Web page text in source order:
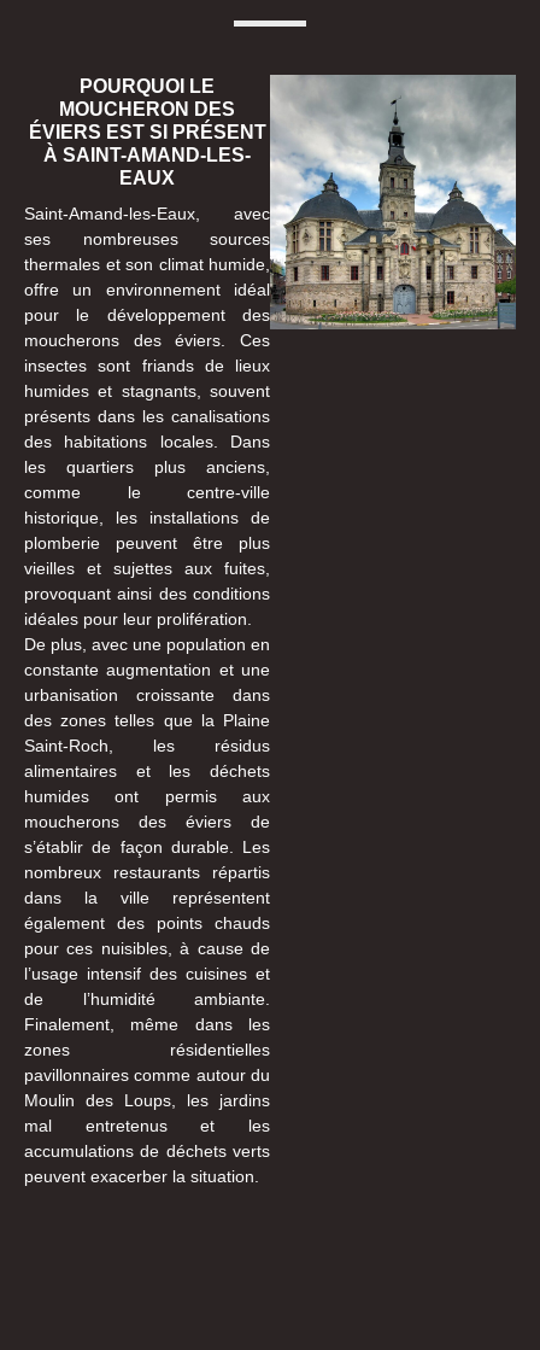
POURQUOI LE
MOUCHERON DES
ÉVIERS EST SI PRÉSENT
À SAINT-AMAND-LES-
EAUX
Saint-Amand-les-Eaux, avec
ses nombreuses sources
thermales et son climat humide,
offre un environnement idéal
pour le développement des
moucherons des éviers. Ces
insectes sont friands de lieux
humides et stagnants, souvent
présents dans les canalisations
des habitations locales. Dans
les quartiers plus anciens,
comme le centre-ville
historique, les installations de
plomberie peuvent être plus
vieilles et sujettes aux fuites,
provoquant ainsi des conditions
idéales pour leur prolifération.
De plus, avec une population en
constante augmentation et une
urbanisation croissante dans
des zones telles que la Plaine
Saint-Roch, les résidus
alimentaires et les déchets
humides ont permis aux
moucherons des éviers de
s’établir de façon durable. Les
nombreux restaurants répartis
dans la ville représentent
également des points chauds
pour ces nuisibles, à cause de
l’usage intensif des cuisines et
de l’humidité ambiante.
Finalement, même dans les
zones résidentielles
pavillonnaires comme autour du
Moulin des Loups, les jardins
mal entretenus et les
accumulations de déchets verts
peuvent exacerber la situation.